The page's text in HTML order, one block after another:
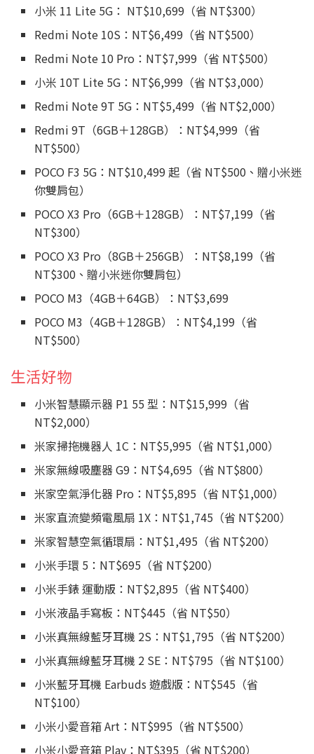
小米 11 Lite 5G： NT$10,699（省 NT$300）
Redmi Note 10S：NT$6,499（省 NT$500）
Redmi Note 10 Pro：NT$7,999（省 NT$500）
小米 10T Lite 5G：NT$6,999（省 NT$3,000）
Redmi Note 9T 5G：NT$5,499（省 NT$2,000）
Redmi 9T（6GB＋128GB）：NT$4,999（省
NT$500）
POCO F3 5G：NT$10,499 起（省 NT$500、贈小米迷
你雙肩包）
POCO X3 Pro（6GB＋128GB）：NT$7,199（省
NT$300）
POCO X3 Pro（8GB＋256GB）：NT$8,199（省
NT$300、贈小米迷你雙肩包）
POCO M3（4GB＋64GB）：NT$3,699
POCO M3（4GB＋128GB）：NT$4,199（省
NT$500）
生活好物
小米智慧顯示器 P1 55 型：NT$15,999（省
NT$2,000）
米家掃拖機器人 1C：NT$5,995（省 NT$1,000）
米家無線吸塵器 G9：NT$4,695（省 NT$800）
米家空氣淨化器 Pro：NT$5,895（省 NT$1,000）
米家直流變頻電風扇 1X：NT$1,745（省 NT$200）
米家智慧空氣循環扇：NT$1,495（省 NT$200）
小米手環 5：NT$695（省 NT$200）
小米手錶 運動版：NT$2,895（省 NT$400）
小米液晶手寫板：NT$445（省 NT$50）
小米真無線藍牙耳機 2S：NT$1,795（省 NT$200）
小米真無線藍牙耳機 2 SE：NT$795（省 NT$100）
小米藍牙耳機 Earbuds 遊戲版：NT$545（省
NT$100）
小米小愛音箱 Art：NT$995（省 NT$500）
小米小愛音箱 Play：NT$395（省 NT$200）